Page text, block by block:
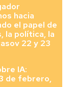
hacia
el papel de
la política, la
22 y 23
IA:
de febrero,